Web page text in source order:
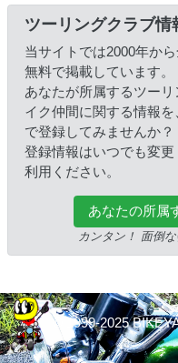
ツーリングクラブ情
当サイトでは2000年か
無料で掲載しています。
あなたが所属するツー
イク仲間に関する情報
で登録してみませんか？
登録情報はいつでも変
利用ください。
あなたの所属
カンタン！ 面倒
© 1999-2025